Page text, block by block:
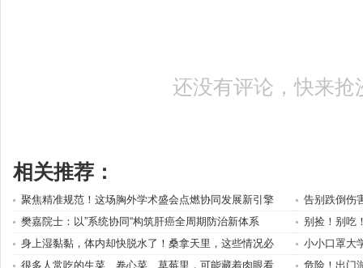
还没有评论，快来抢
相关推荐：
聚焦精准规范！这场胸外学术盛会点燃协同发展新引擎
告别跌倒伤
樊嘉院士：以”系统协同“构筑肝癌全周期防治新体系
别捡！别吃
身上湿黏黏，体内却快脱水了！桑拿天里，这些情况必
小小口罩大
很多人常吃的生菜、卷心菜、草莓里，可能藏着肉眼看
危险！出门